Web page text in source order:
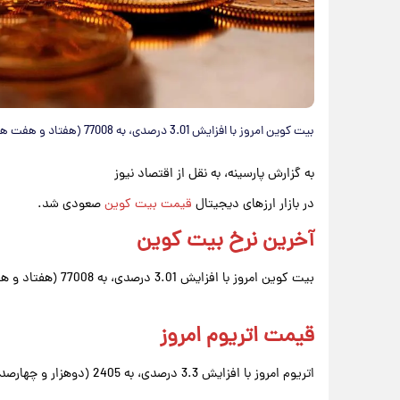
بیت کوین امروز با افزایش 3.01 درصدی، به 77008 (هفتاد و هفت هزار و هشت) دلار رسید.
به گزارش پارسینه، به نقل از اقتصاد نیوز
در بازار ارزهای دیجیتال قیمت بیت کوینصعودی شد.
آخرین نرخ بیت کوین
بیت کوین امروز با افزایش 3.01 درصدی، به 77008 (هفتاد و هفت هزار و هشت) دلار رسید.
قیمت اتریوم امروز
اتریوم امروز با افزایش 3.3 درصدی، به 2405 (دوهزار و چهارصد و پنج) دلار رسید.